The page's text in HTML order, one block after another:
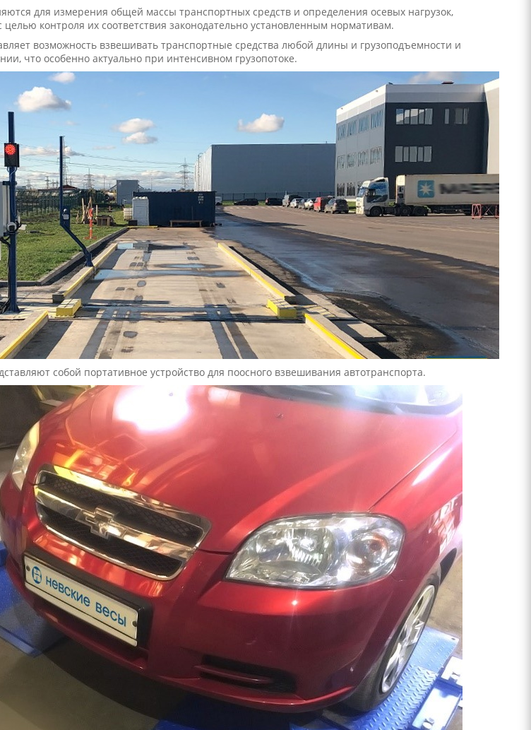
для измерения общей массы транспортных средств и определения осевых нагрузок,
контроля их соответствия законодательно установленным нормативам.
возможность взвешивать транспортные средства любой длины и грузоподъемности и
что особенно актуально при интенсивном грузопотоке.
собой портативное устройство для поосного взвешивания автотранспорта.